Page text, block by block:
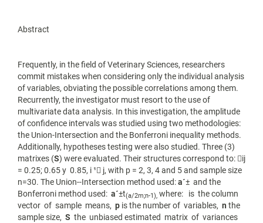
Abstract
Frequently, in the field of Veterinary Sciences, researchers
commit mistakes when considering only the individual analysis
of variables, obviating the possible correlations among them.
Recurrently, the investigator must resort to the use of
multivariate data analysis. In this investigation, the amplitude
of confidence intervals was studied using two methodologies:
the Union-Intersection and the Bonferroni inequality methods.
Additionally, hypotheses testing were also studied. Three (3)
matrixes (S) were evaluated. Their structures correspond to: ij
= 0.25; 0.65 y 0.85, i ¹ j, with p = 2, 3, 4 and 5 and sample size
n=30. The Union--Intersection method used:a´± and the
Bonferroni method used: a´±t(a/2m;n-1 ), where: is the column
vector of sample means, p is the number of variables, n the
sample size, S the unbiased estimated matrix of variances